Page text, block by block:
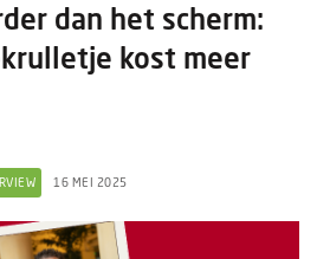
dan het scherm:
kost meer
16 MEI 2025